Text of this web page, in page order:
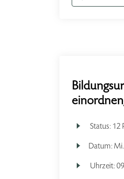
Status: 12
Datum: Mi.
Uhrzeit: